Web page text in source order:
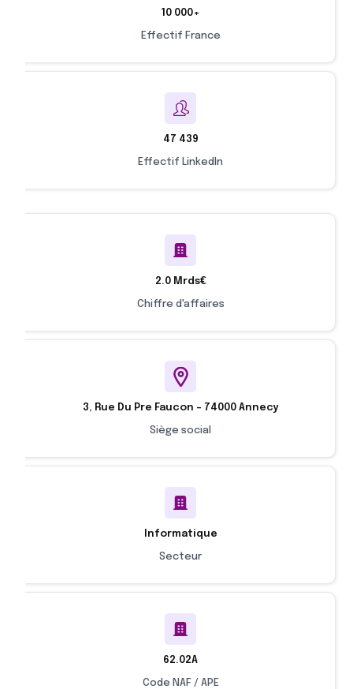
10 000+
Effectif France
47 439
Effectif LinkedIn
2.0 Mrds€
Chiffre d'affaires
3, Rue Du Pre Faucon - 74000 Annecy
Siège social
Informatique
Secteur
62.02A
Code NAF / APE